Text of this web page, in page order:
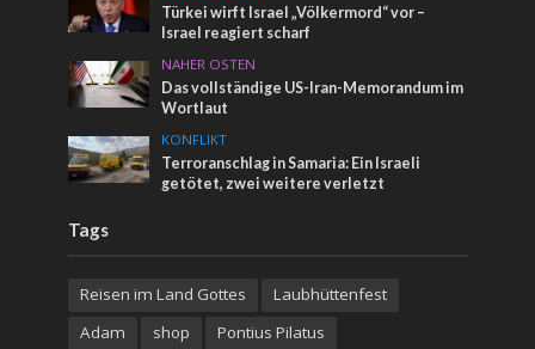
Türkei wirft Israel „Völkermord“ vor –
Israel reagiert scharf
NAHER OSTEN
Das vollständige US-Iran-Memorandum im
Wortlaut
KONFLIKT
Terroranschlag in Samaria: Ein Israeli
getötet, zwei weitere verletzt
Tags
Reisen im Land Gottes
Laubhüttenfest
Adam
shop Pontius Pilatus